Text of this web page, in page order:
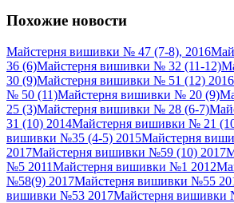
Похожие новости
Майстерня вишивки № 47 (7-8), 2016
36 (6)Майстерня вишивки № 32 (11-12)
30 (9)Майстерня вишивки № 51 (12) 2016
№ 50 (11)Майстерня вишивки № 20 (9)
25 (3)Майстерня вишивки № 28 (6-7)
31 (10) 2014Майстерня вишивки № 21
вишивки №35 (4-5) 2015Майстерня
2017Майстерня вишивки №59 (10) 2017
№5 2011Майстерня вишивки №1 2012
№58(9) 2017Майстерня вишивки №55
вишивки №53 2017Майстерня вишивки